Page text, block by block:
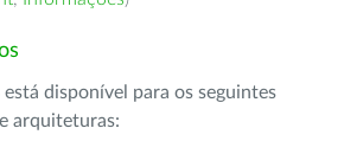
disponível para os seguintes
arquiteturas: